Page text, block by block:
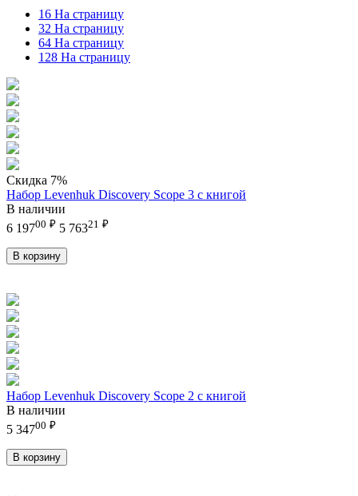
16 На страницу
32 На страницу
64 На страницу
128 На страницу
Скидка 7%
Набор Levenhuk Discovery Scope 3 с книгой
В наличии
6 19700 ₽ 5 76321 ₽
В корзину
Набор Levenhuk Discovery Scope 2 с книгой
В наличии
5 34700 ₽
В корзину